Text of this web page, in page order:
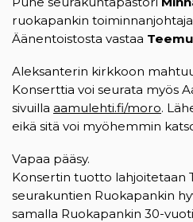
ruokapankin toiminnanjohtaja
Äänentoistosta vastaa
Aleksanterin kirkkoon
Konserttia voi seurata myös
sivuilla aamulehti.fi/moro.
eikä sitä voi myöhemmin
Vapaa pääsy.
Konsertin tuotto lahjoitetaan
seurakuntien Ruokapankin
samalla Ruokapankin 30-